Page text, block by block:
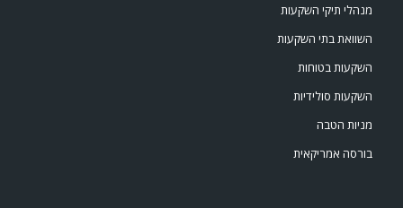
מנהלי תיקי השקעות
השוואת בתי השקעות
השקעות בטוחות
השקעות סולידיות
מניות הטבה
בורסה אמריקאית